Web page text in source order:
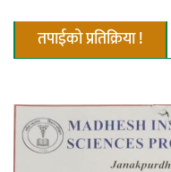
तपाईको प्रतिक्रिया !